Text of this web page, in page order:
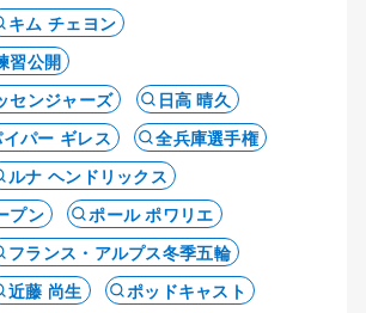
キム チェヨン
習公開
センジャーズ
日高 晴久
パー ギレス
全兵庫選手権
ルナ ヘンドリックス
プン
ポール ポワリエ
フランス・アルプス冬季五輪
近藤 尚生
ポッドキャスト